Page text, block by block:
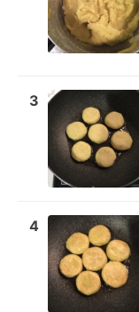
3
4